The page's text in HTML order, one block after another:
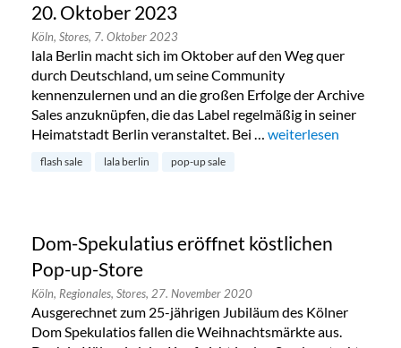
20. Oktober 2023
Köln, Stores, 7. Oktober 2023
lala Berlin macht sich im Oktober auf den Weg quer
durch Deutschland, um seine Community
kennenzulernen und an die großen Erfolge der Archive
Sales anzuknüpfen, die das Label regelmäßig in seiner
Heimatstadt Berlin veranstaltet. Bei … „Lala Berlin Flash
weiterlesen
flash sale lala berlin pop-up sale
Dom-Spekulatius eröffnet köstlichen
Pop-up-Store
Köln, Regionales, Stores, 27. November 2020
Ausgerechnet zum 25-jährigen Jubiläum des Kölner
Dom Spekulatios fallen die Weihnachtsmärkte aus.